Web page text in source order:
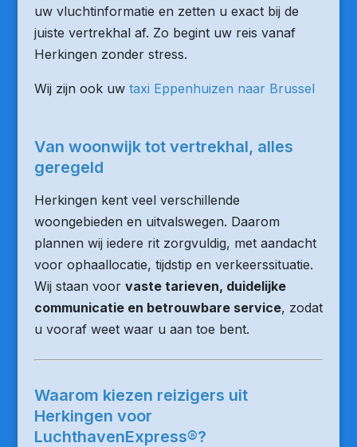
uw vluchtinformatie en zetten u exact bij de
juiste vertrekhal af. Zo begint uw reis vanaf
Herkingen zonder stress.
Wij zijn ook uw taxi Eppenhuizen naar Brussel
Van woonwijk tot vertrekhal, alles
geregeld
Herkingen kent veel verschillende
woongebieden en uitvalswegen. Daarom
plannen wij iedere rit zorgvuldig, met aandacht
voor ophaallocatie, tijdstip en verkeerssituatie.
Wij staan voor vaste tarieven, duidelijke
communicatie en betrouwbare service, zodat
u vooraf weet waar u aan toe bent.
Waarom kiezen reizigers uit
Herkingen voor
LuchthavenExpress®?